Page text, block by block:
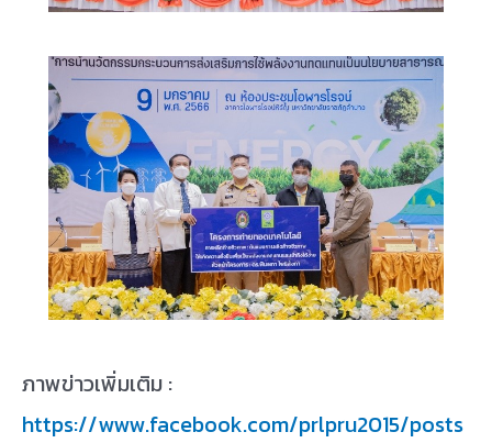
ภาพข่าวเพิ่มเติม :
https://www.facebook.com/prlpru2015/posts